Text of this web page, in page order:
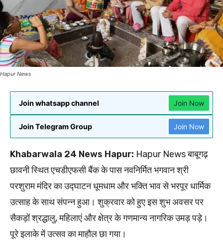
Hapur News
Join whatsapp channel Join Now
Join Telegram Group Join Now
Khabarwala 24 News Hapur: Hapur News बाबूगढ़
छावनी स्थित एचडीएफसी बैंक के पास नवनिर्मित भगवान श्री
परशुराम मंदिर का उद्घाटन धूमधाम और भक्ति भाव से भरपूर धार्मिक
उत्साह के साथ संपन्न हुआ। शुक्रवार को हुए इस शुभ अवसर पर
सैकड़ों श्रद्धालु, महिलाएं और क्षेत्र के गणमान्य नागरिक उमड़ पड़े।
पूरे इलाके में उत्सव का माहौल छा गया।